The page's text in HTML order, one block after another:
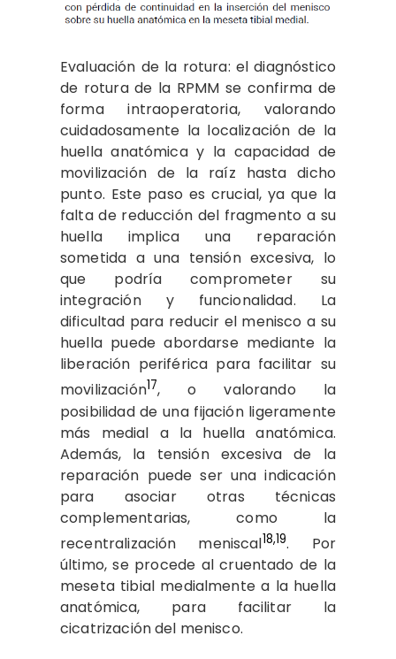
Evaluación de la rotura: el diagnóstico
de rotura de la RPMM se confirma de
forma intraoperatoria, valorando
cuidadosamente la localización de la
huella anatómica y la capacidad de
movilización de la raíz hasta dicho
punto. Este paso es crucial, ya que la
falta de reducción del fragmento a su
huella implica una reparación
sometida a una tensión excesiva, lo
que podría comprometer su
integración y funcionalidad. La
dificultad para reducir el menisco a su
huella puede abordarse mediante la
liberación periférica para facilitar su
movilización17, o valorando la
posibilidad de una fijación ligeramente
más medial a la huella anatómica.
Además, la tensión excesiva de la
reparación puede ser una indicación
para asociar otras técnicas
complementarias, como la
recentralización meniscal18,19. Por
último, se procede al cruentado de la
meseta tibial medialmente a la huella
anatómica, para facilitar la
cicatrización del menisco.